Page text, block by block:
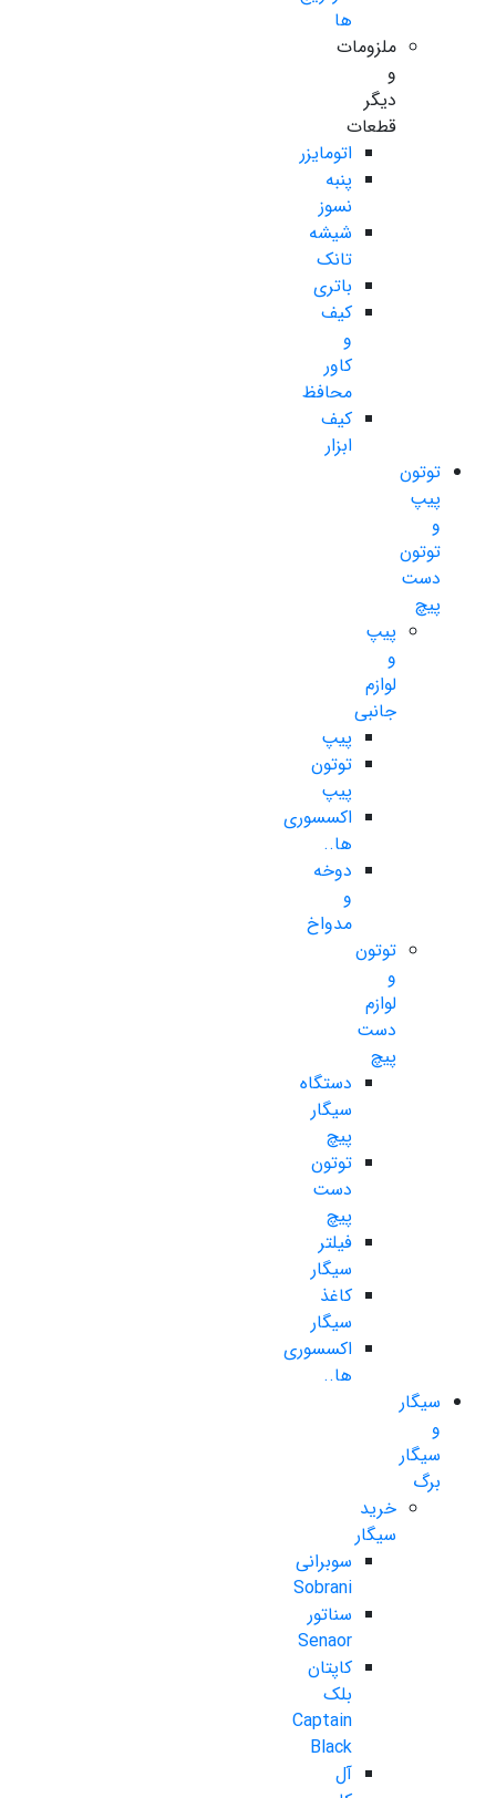
ها
ملزومات
و
دیگر
قطعات
اتومایزر
پنبه
نسوز
شیشه
تانک
باتری
کیف
و
کاور
محافظ
کیف
ابزار
توتون
پیپ
و
توتون
دست
پیچ
پیپ
و
لوازم
جانبی
پیپ
توتون
پیپ
اکسسوری
ها..
دوخه
و
مدواخ
توتون
و
لوازم
دست
پیچ
دستگاه
سیگار
پیچ
توتون
دست
پیچ
فیلتر
سیگار
کاغذ
سیگار
اکسسوری
ها..
سیگار
و
سیگار
برگ
خرید
سیگار
سوبرانی
Sobrani
سناتور
Senaor
کاپتان
بلک
Captain
Black
آل